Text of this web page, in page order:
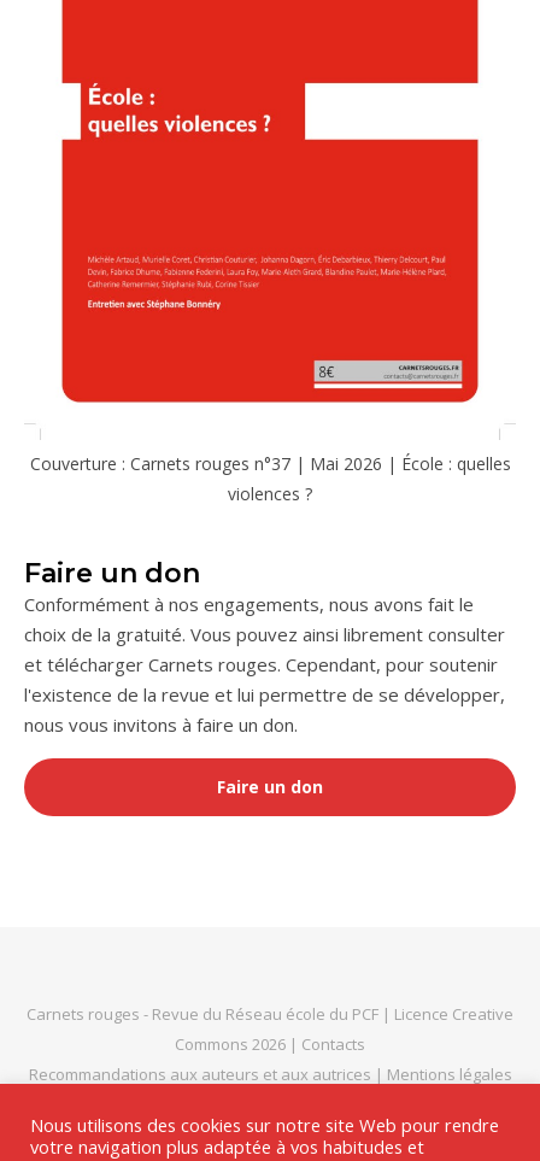
Couverture : Carnets rouges n°37 | Mai 2026 | École : quelles
violences ?
Faire un don
Conformément à nos engagements, nous avons fait le
choix de la gratuité. Vous pouvez ainsi librement consulter
et télécharger Carnets rouges. Cependant, pour soutenir
l'existence de la revue et lui permettre de se développer,
nous vous invitons à faire un don.
Faire un don
Carnets rouges - Revue du Réseau école du PCF | Licence Creative
Commons 2026 | Contacts
Recommandations aux auteurs et aux autrices | Mentions légales
Nous utilisons des cookies sur notre site Web pour rendre
votre navigation plus adaptée à vos habitudes et